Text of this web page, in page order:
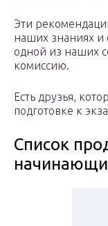
Эти
наших знаниях и
одной из наших
комиссию.
Есть друзья,
подготовке к
Список